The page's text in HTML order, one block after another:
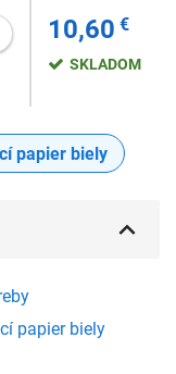
atramentových
146±3, opacita
10,60 €
SKLADOM
papier biely
papier biely